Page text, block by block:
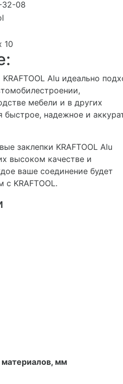
32-08
10
Alu идеально
мебели и в других
быстрое, надежное и
заклепки KRAFTOOL Alu
высоком качестве и
ваше соединение будет
KRAFTOOL.
мм